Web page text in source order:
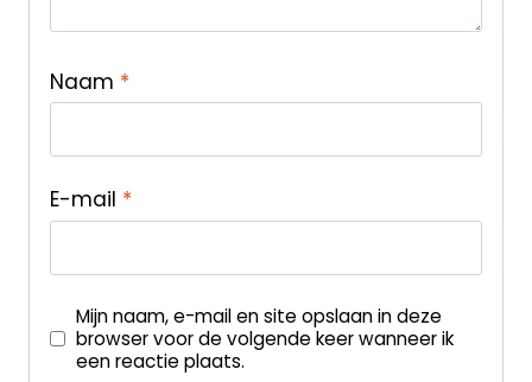
Naam *
E-mail *
Mijn naam, e-mail en site opslaan in deze
browser voor de volgende keer wanneer ik
een reactie plaats.